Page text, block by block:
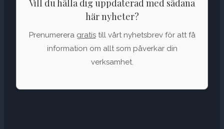
Vill du hålla dig uppdaterad med sådana
här nyheter?
Prenumerera gratistill vårt nyhetsbrev för att få
information om allt som påverkar din
verksamhet.